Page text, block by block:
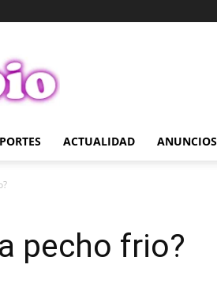
ACTUALIDAD ANUNCIOS
pecho frio?